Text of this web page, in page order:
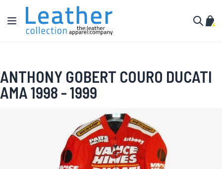
Pular para o conteúdo
Alternar Nav
ANTHONY GOBERT COURO DUCATI
AMA 1998 - 1999